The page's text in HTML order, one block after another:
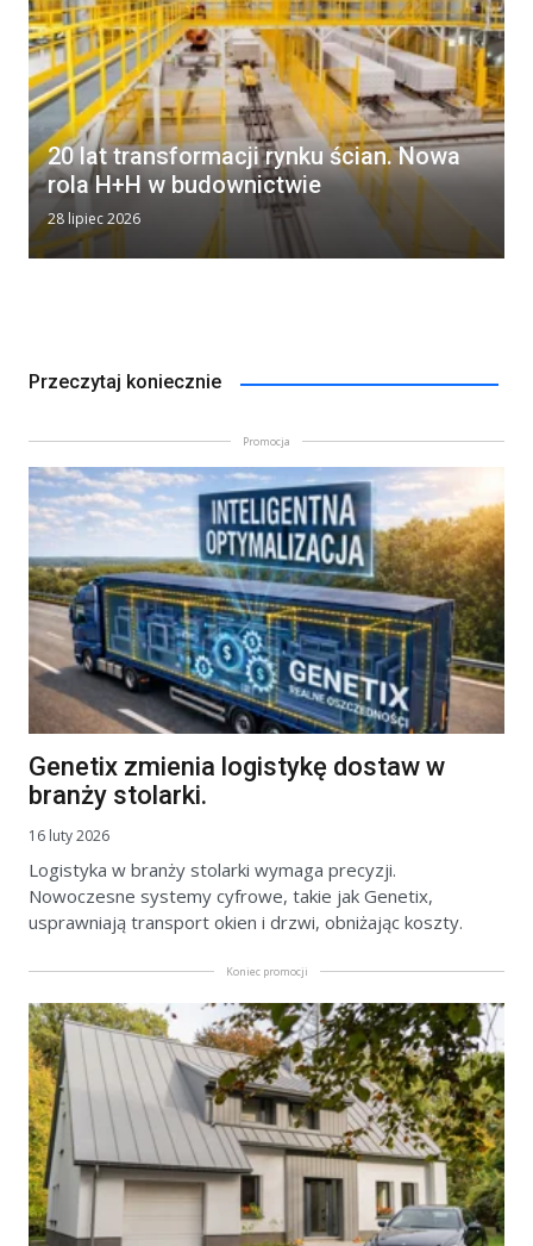
20 lat transformacji rynku ścian. Nowa
rola H+H w budownictwie
28 lipiec 2026
Przeczytaj koniecznie
Promocja
Genetix zmienia logistykę dostaw w
branży stolarki.
16 luty 2026
Logistyka w branży stolarki wymaga precyzji.
Nowoczesne systemy cyfrowe, takie jak Genetix,
usprawniają transport okien i drzwi, obniżając koszty.
Koniec promocji